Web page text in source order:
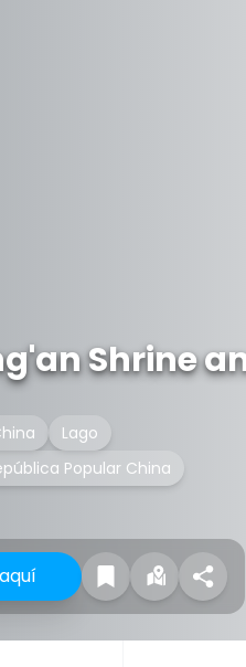
Shrine
Lago
Popular China